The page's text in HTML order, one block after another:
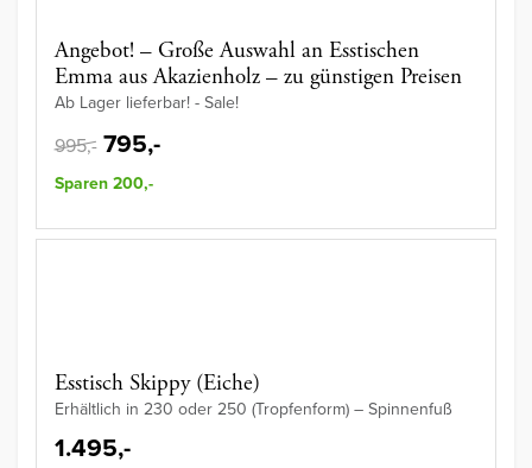
Angebot! – Große Auswahl an Esstischen
Emma aus Akazienholz – zu günstigen Preisen
Ab Lager lieferbar! - Sale!
995,- 795,-
Sparen 200,-
Esstisch Skippy (Eiche)
Erhältlich in 230 oder 250 (Tropfenform) – Spinnenfuß
1.495,-